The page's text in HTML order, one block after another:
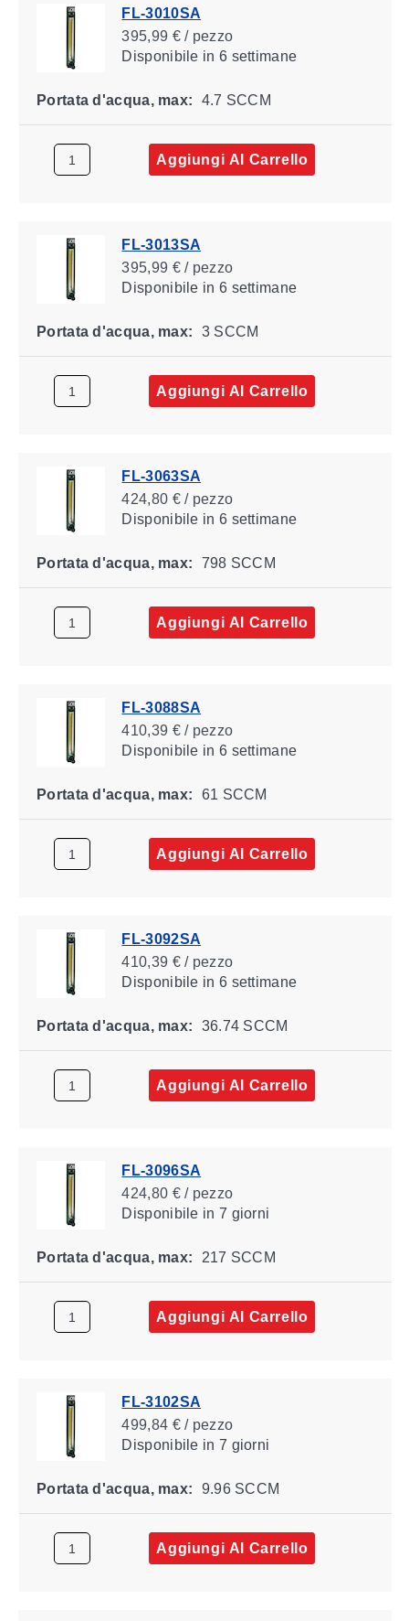
FL-3010SA
395,99 € / pezzo
Disponibile in 6 settimane
Portata d'acqua, max: 4.7 SCCM
Aggiungi Al Carrello
FL-3013SA
395,99 € / pezzo
Disponibile in 6 settimane
Portata d'acqua, max: 3 SCCM
Aggiungi Al Carrello
FL-3063SA
424,80 € / pezzo
Disponibile in 6 settimane
Portata d'acqua, max: 798 SCCM
Aggiungi Al Carrello
FL-3088SA
410,39 € / pezzo
Disponibile in 6 settimane
Portata d'acqua, max: 61 SCCM
Aggiungi Al Carrello
FL-3092SA
410,39 € / pezzo
Disponibile in 6 settimane
Portata d'acqua, max: 36.74 SCCM
Aggiungi Al Carrello
FL-3096SA
424,80 € / pezzo
Disponibile in 7 giorni
Portata d'acqua, max: 217 SCCM
Aggiungi Al Carrello
FL-3102SA
499,84 € / pezzo
Disponibile in 7 giorni
Portata d'acqua, max: 9.96 SCCM
Aggiungi Al Carrello